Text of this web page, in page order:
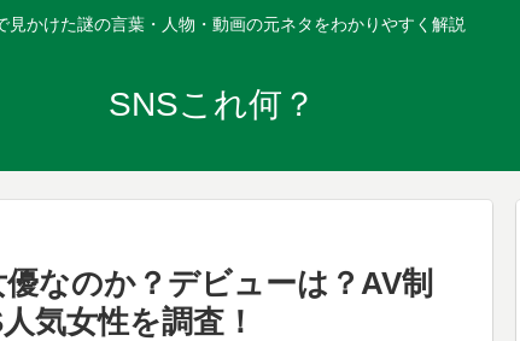
見かけた謎の言葉・人物・動画の元ネタをわかりやすく解説
SNSこれ何？
なのか？デビューは？AV制
気女性を調査！